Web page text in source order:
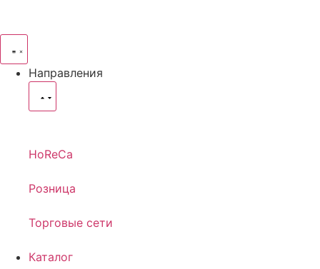
Направления
HoReCa
Розница
Торговые сети
Каталог